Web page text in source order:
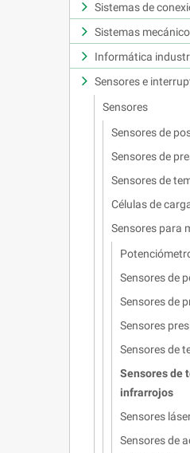
Sistemas de
Sistemas
Informática
Sensores e
Sensores
Sensores de
Sensores de
Sensores de
Células de
Sensores para
Sensores de
Sensores de
Sensores
Sensores de
Sensores de
infrarrojos
Sensores
Sensores de